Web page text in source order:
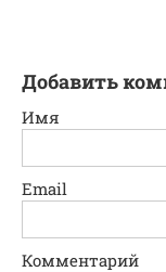
Добавить
Имя
Email
Комментарий